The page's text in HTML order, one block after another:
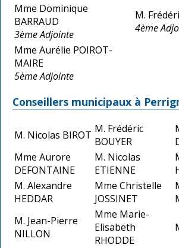
Mme Dominique
BARRAUD
3ème Adjointe
M.
4ème
Mme Aurélie POIROT-
MAIRE
5ème Adjointe
Conseillers municipaux à
M. Nicolas BIROT M. Frédéric
BOUYER
Mme Aurore
DEFONTAINE
M. Nicolas
ETIENNE
M. Alexandre
HEDDAR
Mme Christelle
JOSSINET
M. Jean-Pierre
NILLON
Mme Marie-
Elisabeth
RHODDE